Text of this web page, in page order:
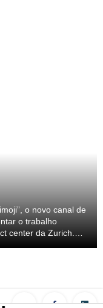
o novo canal de
o trabalho
center da Zurich.